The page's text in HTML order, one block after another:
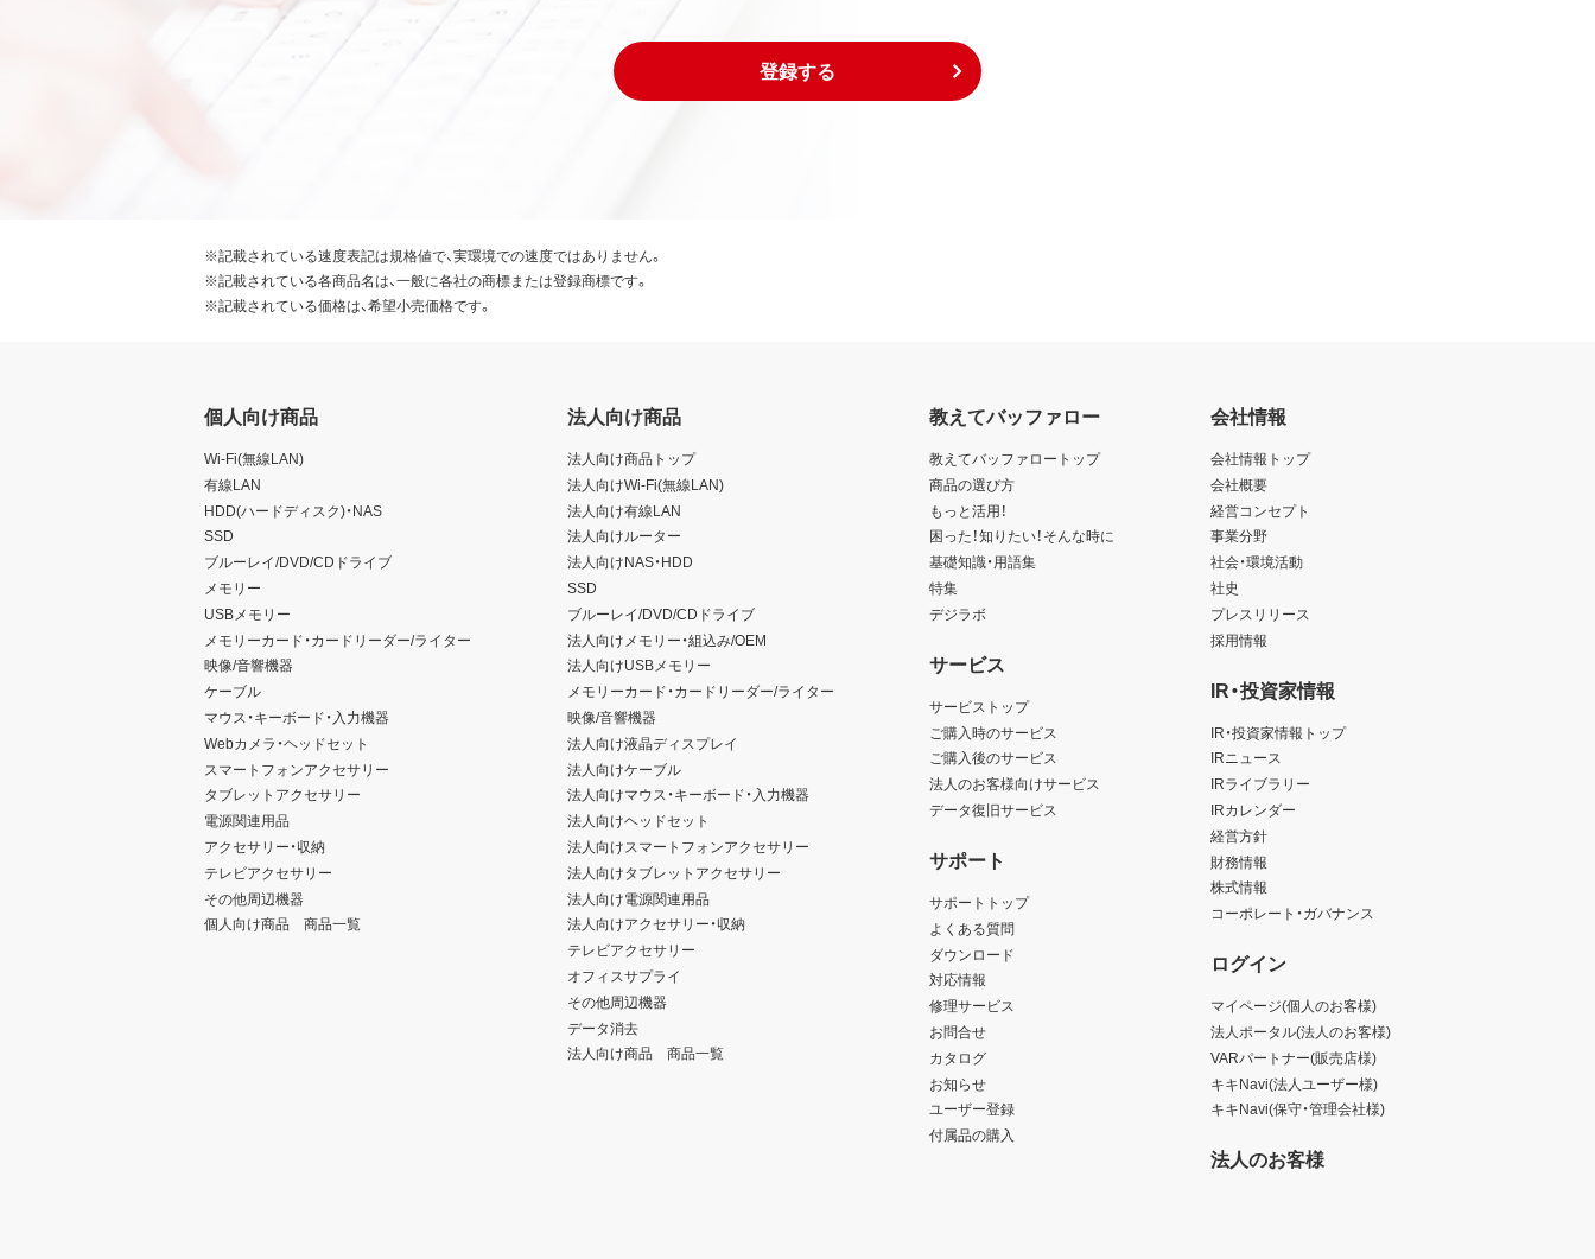
登録する
※記載されている速度表記は規格値で、実環境での速度ではありません。
※記載されている各商品名は、一般に各社の商標または登録商標です。
※記載されている価格は、希望小売価格です。
個人向け商品
Wi-Fi(無線LAN)
有線LAN
HDD(ハードディスク)・NAS
SSD
ブルーレイ/DVD/CDドライブ
メモリー
USBメモリー
メモリーカード・カードリーダー/ライター
映像/音響機器
ケーブル
マウス・キーボード・入力機器
Webカメラ・ヘッドセット
スマートフォンアクセサリー
タブレットアクセサリー
電源関連用品
アクセサリー・収納
テレビアクセサリー
その他周辺機器
個人向け商品 商品一覧
法人向け商品
法人向け商品トップ
法人向けWi-Fi(無線LAN)
法人向け有線LAN
法人向けルーター
法人向けNAS・HDD
SSD
ブルーレイ/DVD/CDドライブ
法人向けメモリー・組込み/OEM
法人向けUSBメモリー
メモリーカード・カードリーダー/ライター
映像/音響機器
法人向け液晶ディスプレイ
法人向けケーブル
法人向けマウス・キーボード・入力機器
法人向けヘッドセット
法人向けスマートフォンアクセサリー
法人向けタブレットアクセサリー
法人向け電源関連用品
法人向けアクセサリー・収納
テレビアクセサリー
オフィスサプライ
その他周辺機器
データ消去
法人向け商品 商品一覧
教えてバッファロー
教えてバッファロートップ
商品の選び方
もっと活用！
困った！知りたい！そんな時に
基礎知識・用語集
特集
デジラボ
サービス
サービストップ
ご購入時のサービス
ご購入後のサービス
法人のお客様向けサービス
データ復旧サービス
サポート
サポートトップ
よくある質問
ダウンロード
対応情報
修理サービス
お問合せ
カタログ
お知らせ
ユーザー登録
付属品の購入
会社情報
会社情報トップ
会社概要
経営コンセプト
事業分野
社会・環境活動
社史
プレスリリース
採用情報
IR・投資家情報
IR・投資家情報トップ
IRニュース
IRライブラリー
IRカレンダー
経営方針
財務情報
株式情報
コーポレート・ガバナンス
ログイン
マイページ(個人のお客様)
法人ポータル(法人のお客様)
VARパートナー(販売店様)
キキNavi(法人ユーザー様)
キキNavi(保守・管理会社様)
法人のお客様